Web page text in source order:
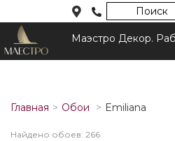
Поиск
Маэстро Декор.
Главная Обои Emiliana
Найдено обоев: 266